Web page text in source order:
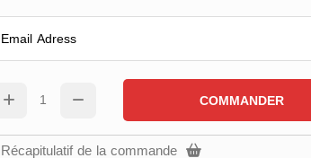
COMMANDER
Récapitulatif de la commande